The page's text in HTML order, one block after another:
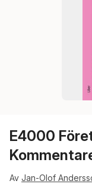
E4000
Av Jan-Olof